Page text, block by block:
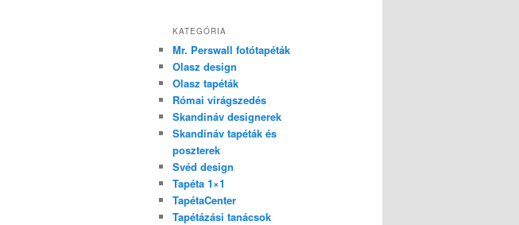
KATEGÓRIA
Mr. Perswall fotótapéták
Olasz design
Olasz tapéták
Római virágszedés
Skandináv designerek
Skandináv tapéták és
poszterek
Svéd design
Tapéta 1×1
TapétaCenter
Tapétázási tanácsok